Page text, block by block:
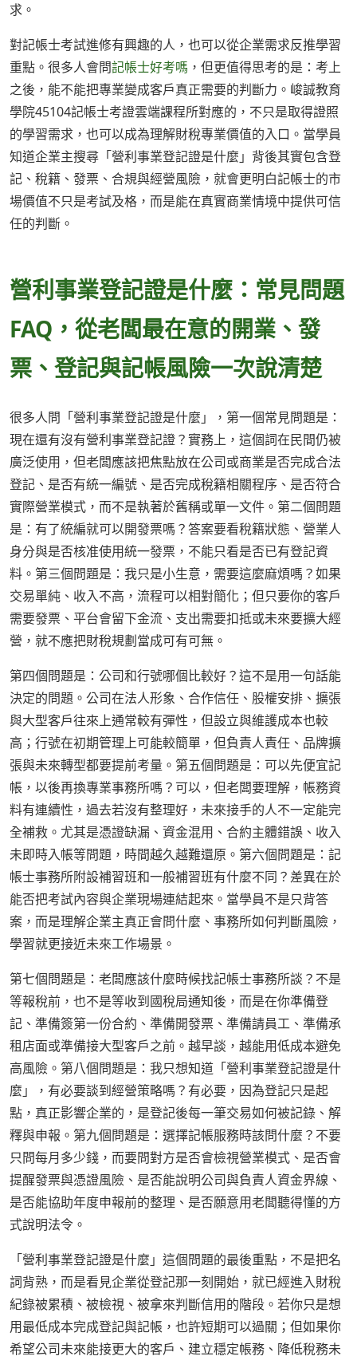
求。
對記帳士考試進修有興趣的人，也可以從企業需求反推學習
重點。很多人會問記帳士好考嗎 ，但更值得思考的是：考上
之後，能不能把專業變成客戶真正需要的判斷力。峻誠教育
學院45104記帳士考證雲端課程所對應的，不只是取得證照
的學習需求，也可以成為理解財稅專業價值的入口。當學員
知道企業主搜尋「營利事業登記證是什麼」背後其實包含登
記、稅籍、發票、合規與經營風險，就會更明白記帳士的市
場價值不只是考試及格，而是能在真實商業情境中提供可信
任的判斷。
營利事業登記證是什麼：常見問題
FAQ，從老闆最在意的開業、發
票、登記與記帳風險一次說清楚
很多人問「營利事業登記證是什麼」，第一個常見問題是：
現在還有沒有營利事業登記證？實務上，這個詞在民間仍被
廣泛使用，但老闆應該把焦點放在公司或商業是否完成合法
登記、是否有統一編號、是否完成稅籍相關程序、是否符合
實際營業模式，而不是執著於舊稱或單一文件。第二個問題
是：有了統編就可以開發票嗎？答案要看稅籍狀態、營業人
身分與是否核准使用統一發票，不能只看是否已有登記資
料。第三個問題是：我只是小生意，需要這麼麻煩嗎？如果
交易單純、收入不高，流程可以相對簡化；但只要你的客戶
需要發票、平台會留下金流、支出需要扣抵或未來要擴大經
營，就不應把財稅規劃當成可有可無。
第四個問題是：公司和行號哪個比較好？這不是用一句話能
決定的問題。公司在法人形象、合作信任、股權安排、擴張
與大型客戶往來上通常較有彈性，但設立與維護成本也較
高；行號在初期管理上可能較簡單，但負責人責任、品牌擴
張與未來轉型都要提前考量。第五個問題是：可以先便宜記
帳，以後再換專業事務所嗎？可以，但老闆要理解，帳務資
料有連續性，過去若沒有整理好，未來接手的人不一定能完
全補救。尤其是憑證缺漏、資金混用、合約主體錯誤、收入
未即時入帳等問題，時間越久越難還原。第六個問題是：記
帳士事務所附設補習班和一般補習班有什麼不同？差異在於
能否把考試內容與企業現場連結起來。當學員不是只背答
案，而是理解企業主真正會問什麼、事務所如何判斷風險，
學習就更接近未來工作場景。
第七個問題是：老闆應該什麼時候找記帳士事務所談？不是
等報稅前，也不是等收到國稅局通知後，而是在你準備登
記、準備簽第一份合約、準備開發票、準備請員工、準備承
租店面或準備接大型客戶之前。越早談，越能用低成本避免
高風險。第八個問題是：我只想知道「營利事業登記證是什
麼」，有必要談到經營策略嗎？有必要，因為登記只是起
點，真正影響企業的，是登記後每一筆交易如何被記錄、解
釋與申報。第九個問題是：選擇記帳服務時該問什麼？不要
只問每月多少錢，而要問對方是否會檢視營業模式、是否會
提醒發票與憑證風險、是否能說明公司與負責人資金界線、
是否能協助年度申報前的整理、是否願意用老闆聽得懂的方
式說明法令。
「營利事業登記證是什麼」這個問題的最後重點，不是把名
詞背熟，而是看見企業從登記那一刻開始，就已經進入財稅
紀錄被累積、被檢視、被拿來判斷信用的階段。若你只是想
用最低成本完成登記與記帳，也許短期可以過關；但如果你
希望公司未來能接更大的客戶、建立穩定帳務、降低稅務未